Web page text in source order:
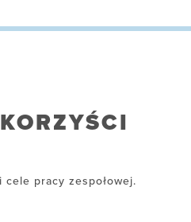
KORZYŚCI
cele pracy zespołowej.